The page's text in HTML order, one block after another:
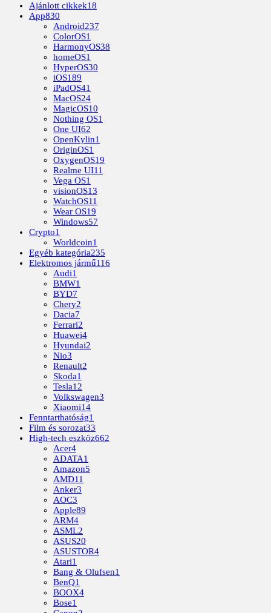
Ajánlott cikkek18
App830
Android237
ColorOS1
HarmonyOS38
homeOS1
HyperOS30
iOS189
iPadOS41
MacOS24
MagicOS10
Nothing OS1
One UI62
OpenKylin1
OriginOS1
OxygenOS19
Realme UI11
Vega OS1
visionOS13
WatchOS11
Wear OS19
Windows57
Crypto1
Worldcoin1
Egyéb kategória235
Elektromos jármű116
Audi1
BMW1
BYD7
Chery2
Dacia7
Ferrari2
Huawei4
Hyundai2
Nio3
Renault2
Skoda1
Tesla12
Volkswagen3
Xiaomi14
Fenntarthatóság1
Film és sorozat33
High-tech eszköz662
Acer4
ADATA1
Amazon5
AMD11
Anker3
AOC3
Apple89
ARM4
ASML2
ASUS20
ASUSTOR4
Atari1
Bang & Olufsen1
BenQ1
BOOX4
Bose1